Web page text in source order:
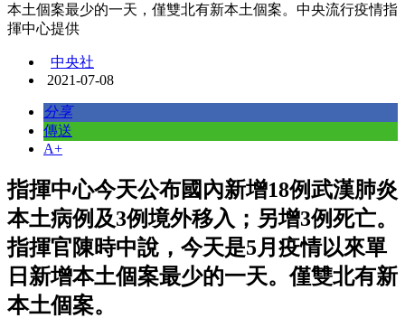
本土個案最少的一天，僅雙北有新本土個案。中央流行疫情指
揮中心提供
中央社
2021-07-08
分享
傳送
A+
指揮中心今天公布國內新增18例武漢肺炎
本土病例及3例境外移入；另增3例死亡。
指揮官陳時中說，今天是5月疫情以來單
日新增本土個案最少的一天。僅雙北有新
本土個案。